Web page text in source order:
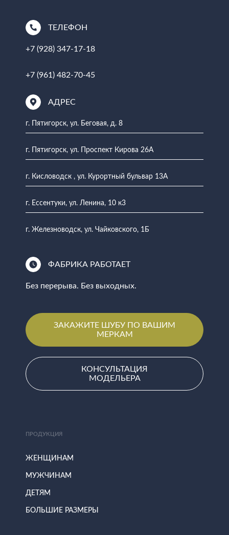
ТЕЛЕФОН
+7 (928) 347-17-18
+7 (961) 482-70-45
АДРЕС
г. Пятигорск, ул. Беговая, д. 8
г. Пятигорск, ул. Проспект Кирова 26А
г. Кисловодск , ул. Курортный бульвар 13А
г. Ессентуки, ул. Ленина, 10 к3
г. Железноводск, ул. Чайковского, 1Б
ФАБРИКА РАБОТАЕТ
Без перерыва. Без выходных.
ЗАКАЖИТЕ ШУБУ ПО ВАШИМ
МЕРКАМ
КОНСУЛЬТАЦИЯ
МОДЕЛЬЕРА
ПРОДУКЦИЯ
ЖЕНЩИНАМ
МУЖЧИНАМ
ДЕТЯМ
БОЛЬШИЕ РАЗМЕРЫ